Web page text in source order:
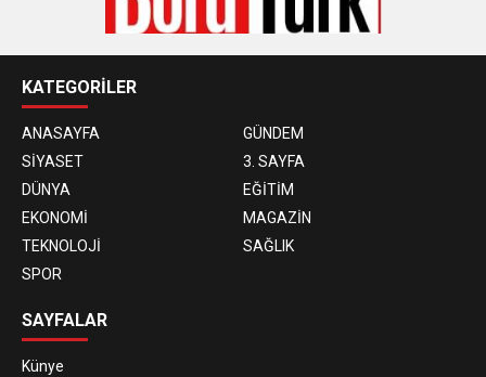
KATEGORİLER
ANASAYFA
GÜNDEM
SİYASET
3. SAYFA
DÜNYA
EĞİTİM
EKONOMİ
MAGAZİN
TEKNOLOJİ
SAĞLIK
SPOR
SAYFALAR
Künye